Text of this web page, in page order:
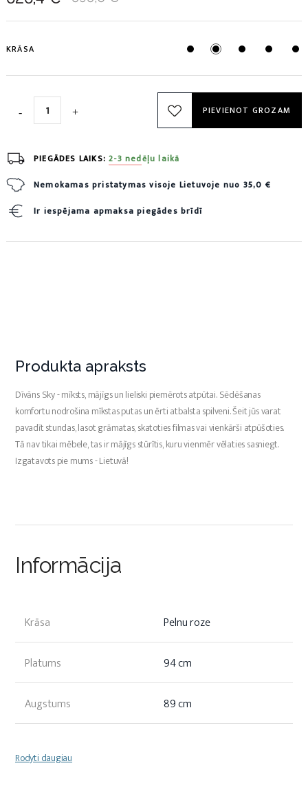
KRĀSA
PIEVIENOT GROZAM
PIEGĀDES LAIKS:2-3 nedēļu laikā
Nemokamas pristatymas visoje Lietuvoje nuo 35,0 €
Ir iespējama apmaksa piegādes brīdī
Produkta apraksts
Dīvāns Sky - mīksts, mājīgs un lieliski piemērots atpūtai. Sēdēšanas
komfortu nodrošina mīkstas putas un ērti atbalsta spilveni. Šeit jūs varat
pavadīt stundas, lasot grāmatas, skatoties filmas vai vienkārši atpūšoties.
Tā nav tikai mēbele, tas ir mājīgs stūrītis, kuru vienmēr vēlaties sasniegt.
Izgatavots pie mums - Lietuvā!
Informācija
Krāsa Pelnu roze
Platums 94 cm
Augstums 89 cm
Rodyti daugiau